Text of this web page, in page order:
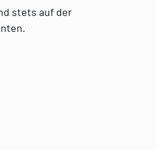
stets auf der